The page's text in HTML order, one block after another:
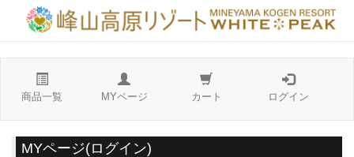
商品一覧 MYページ カート ログイン
MYページ(ログイン)